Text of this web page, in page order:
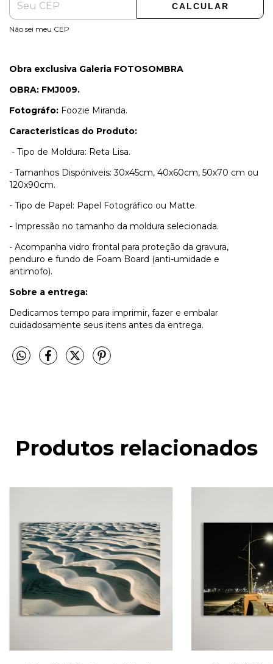
CALCULAR
Não sei meu CEP
Obra exclusiva Galeria FOTOSOMBRA
OBRA: FMJ009.
Fotográfo: Foozie Miranda.
Caracteristicas do Produto:
- Tipo de Moldura: Reta Lisa.
- Tamanhos Dispóniveis: 30x45cm, 40x60cm, 50x70 cm ou
120x90cm.
- Tipo de Papel: Papel Fotográfico ou Matte.
- Impressão no tamanho da moldura selecionada.
- Acompanha vidro frontal para proteção da gravura,
penduro e fundo de Foam Board (anti-umidade e
antimofo).
Sobre a entrega:
Dedicamos tempo para imprimir, fazer e embalar
cuidadosamente seus itens antes da entrega.
Produtos relacionados